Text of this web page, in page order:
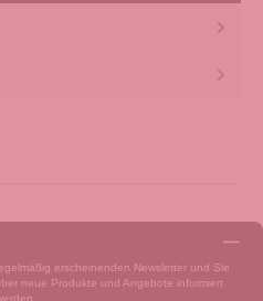
erscheinenden Newsletter und Sie
neue Produkte und Angebote informiert